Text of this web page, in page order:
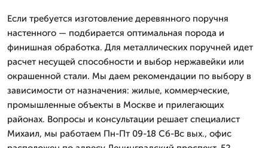
Если требуется изготовление деревянного поручня
настенного — подбирается оптимальная порода и
финишная обработка. Для металлических поручней идет
расчет несущей способности и выбор нержавейки или
окрашенной стали. Мы даем рекомендации по выбору в
зависимости от назначения: жилые, коммерческие,
промышленные объекты в Москве и прилегающих
районах. Вопросы и консультации решает специалист
Михаил, мы работаем Пн-Пт 09-18 Сб-Вс вых., офис